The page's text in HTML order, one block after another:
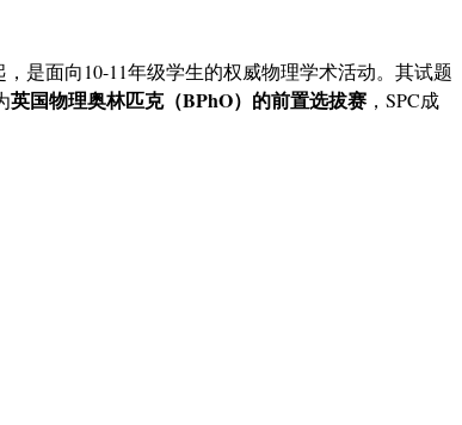
，是面向10-11年级学生的权威物理学术活动。其试题
英国物理奥林匹克（BPhO）的前置选拔赛 ，SPC成